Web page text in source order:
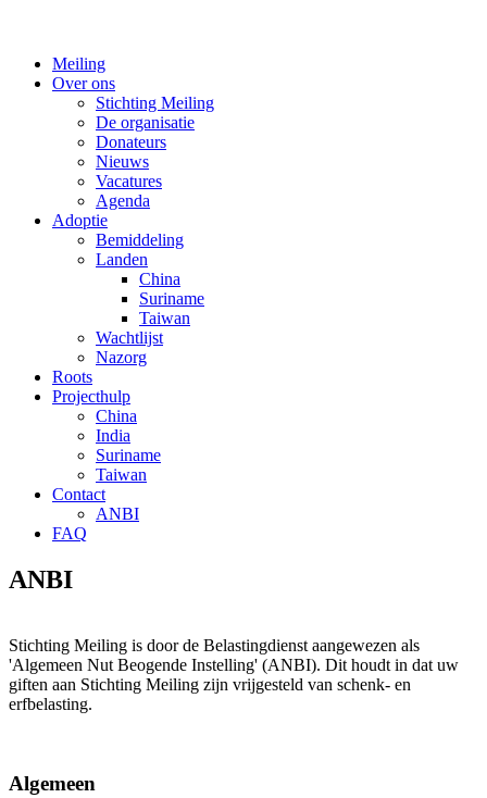
Meiling
Over ons
Stichting Meiling
De organisatie
Donateurs
Nieuws
Vacatures
Agenda
Adoptie
Bemiddeling
Landen
China
Suriname
Taiwan
Wachtlijst
Nazorg
Roots
Projecthulp
China
India
Suriname
Taiwan
Contact
ANBI
FAQ
ANBI
Stichting Meiling is door de Belastingdienst aangewezen als
'Algemeen Nut Beogende Instelling' (ANBI). Dit houdt in dat uw
giften aan Stichting Meiling zijn vrijgesteld van schenk- en
erfbelasting.
Algemeen